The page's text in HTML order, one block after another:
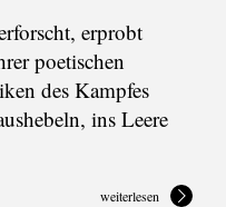
erprobt
poetischen
des Kampfes
ins Leere
weiterlesen